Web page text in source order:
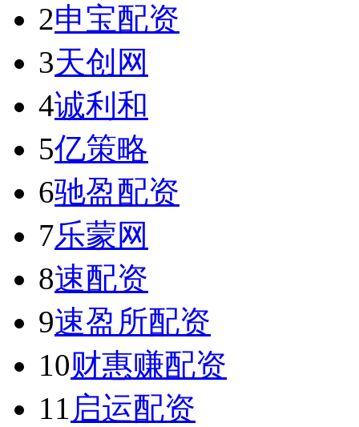
2申宝配资
3天创网
4诚利和
5亿策略
6驰盈配资
7乐蒙网
8速配资
9速盈所配资
10财惠赚配资
11 启运配资